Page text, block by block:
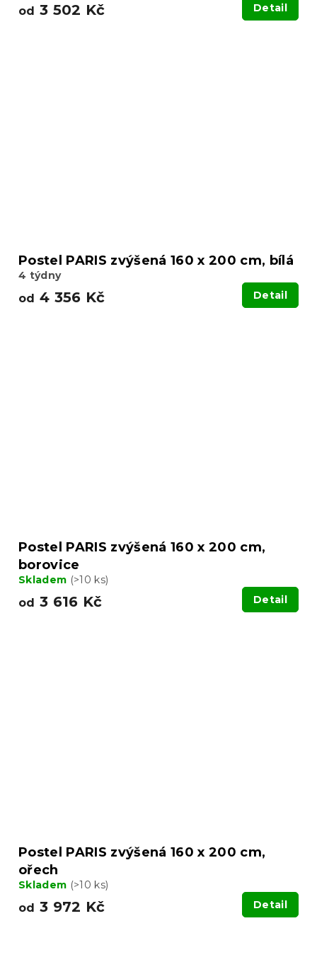
od 3 502 Kč Detail
Postel PARIS zvýšená 160 x 200 cm, bílá
4 týdny
od 4 356 Kč Detail
Postel PARIS zvýšená 160 x 200 cm,
borovice
Skladem (>10 ks)
od 3 616 Kč Detail
Postel PARIS zvýšená 160 x 200 cm,
ořech
Skladem (>10 ks)
od 3 972 Kč Detail